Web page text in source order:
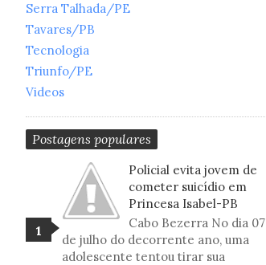
Serra Talhada/PE
Tavares/PB
Tecnologia
Triunfo/PE
Videos
Postagens populares
Policial evita jovem de
cometer suicídio em
Princesa Isabel-PB
Cabo Bezerra No dia 07
de julho do decorrente ano, uma
adolescente tentou tirar sua